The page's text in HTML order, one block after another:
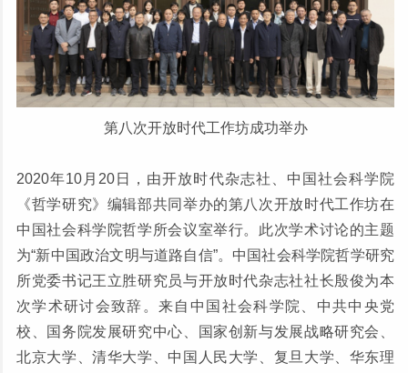
第八次开放时代工作坊成功举办
2020年10月20日，由开放时代杂志社、中国社会科学院
《哲学研究》编辑部共同举办的第八次开放时代工作坊在
中国社会科学院哲学所会议室举行。此次学术讨论的主题
为“新中国政治文明与道路自信”。中国社会科学院哲学研究
所党委书记王立胜研究员与开放时代杂志社社长殷俊为本
次学术研讨会致辞。来自中国社会科学院、中共中央党
校、国务院发展研究中心、国家创新与发展战略研究会、
北京大学、清华大学、中国人民大学、复旦大学、华东理